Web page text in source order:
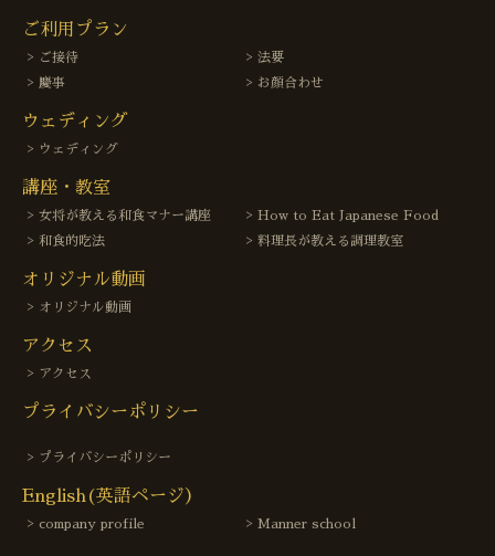
ご利用プラン
ご接待
法要
慶事
お顔合わせ
ウェディング
ウェディング
講座・教室
女将が教える和食マナー講座
How to Eat Japanese Food
和食的吃法
料理長が教える調理教室
オリジナル動画
オリジナル動画
アクセス
アクセス
プライバシーポリシー
プライバシーポリシー
English(英語ページ）
company profile Manner school